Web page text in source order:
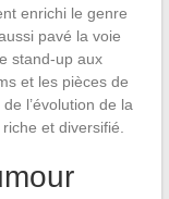
enrichi le genre
pavé la voie
stand-up aux
et les pièces de
l’évolution de la
et diversifié.